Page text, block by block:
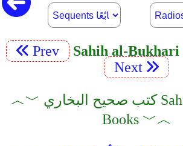
Prev
Next
︿﹀ كتب صحيح البخاري Sahih Al Bukhari
Books ﹀︿